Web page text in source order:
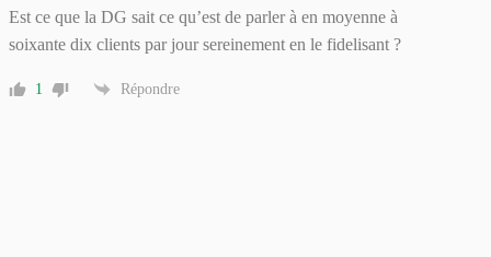
Est ce que la DG sait ce qu’est de parler à en moyenne à
soixante dix clients par jour sereinement en le fidelisant ?
1 Répondre